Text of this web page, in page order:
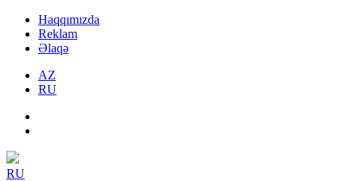
Haqqımızda
Reklam
Əlaqə
AZ
RU
RU